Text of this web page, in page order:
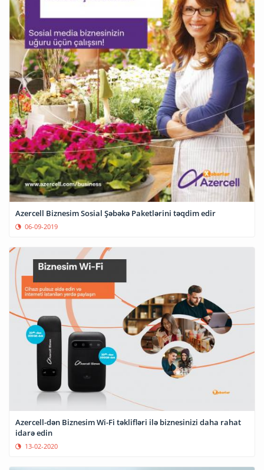
Azercell Biznesim Sosial Şəbəkə Paketlərini təqdim edir
06-09-2019
Azercell-dən Biznesim Wi-Fi təklifləri ilə biznesinizi daha rahat
idarə edin
13-02-2020